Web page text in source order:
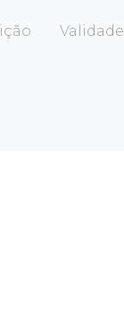
Validade